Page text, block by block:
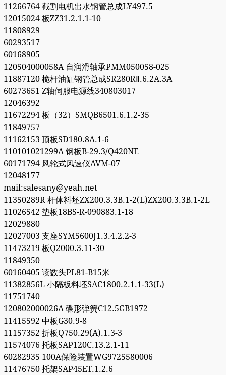
11266764 截割电机出水钢管总成LY497.5
12015024 板ZZ31.2.1.1-10
11808929
60293517
60168905
120504000058A 自润滑轴承PMM050058-025
11887120 桅杆油缸钢管总成SR280RⅡ.6.2A.3A
60273651 Z轴伺服电源线340803017
12046392
11672294 板（32）SMQB6501.6.1.2-35
11849757
11162153 顶板SD180.8A.1-6
110101021299A 钢板B-29.3/Q420NE
60171794 风轮式风速仪AVM-07
12048177
mail:salesany@yeah.net
11350289R 杆体料坯ZX200.3.3B.1-2(L)ZX200.3.3B.1-2L
11026542 垫板18BS-R-090883.1-18
12029880
12027003 支座SYM5600J1.3.4.2.2-3
11473219 板Q2000.3.11-30
11849350
60160405 读数头PL81-B15米
11382856L 小隔板料坯SAC1800.2.1.1-33(L)
11751740
120802000026A 碟形弹簧C12.5GB1972
11415592 中板G30.9-8
11157352 折板Q750.29(A).1.3-3
11574076 托板SAP120C.13.2.1-11
60282935 100A保险装置WG9725580006
11476750 托架SAP45ET.1.2.6